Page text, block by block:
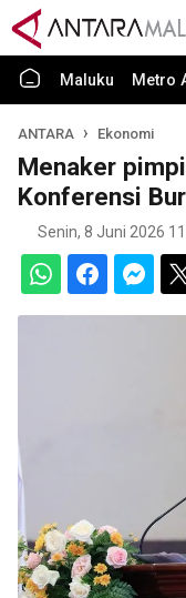
Maluku Metro
ANTARA Ekonomi
Menaker
Konferensi
Senin, 8 Juni 2026